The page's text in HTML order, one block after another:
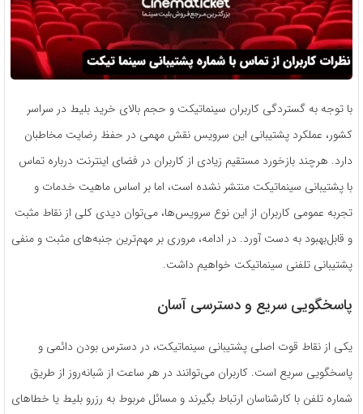
با توجه به گستردگی کاربران سینماتیکت و حجم بالای خرید بلیط در سراسر
کشور، عملکرد پشتیبانی این سرویس نقش مهمی در حفظ رضایت مخاطبان
دارد. هرچند بازخورد مستقیم زیادی از کاربران در فضای اینترنت درباره تماس
با پشتیبانی سینماتیکت منتشر نشده است، اما بر اساس ماهیت خدمات و
تجربه عمومی کاربران از این نوع سرویس‌ها، می‌توان دیدی کلی از نقاط مثبت
و قابل‌بهبود به دست آورد. در ادامه، مروری بر مهم‌ترین جنبه‌های مثبت و منفی
پشتیبانی تلفنی سینماتیکت خواهیم داشت.
پاسخگویی سریع و دسترسی آسان
یکی از نقاط قوت اصلی پشتیبانی سینماتیکت، در دسترس بودن دائمی و
پاسخگویی سریع است. کاربران می‌توانند در هر ساعت از شبانه‌روز از طریق
شماره تلفن با کارشناسان ارتباط بگیرند و مسائل مربوط به رزرو بلیط یا خطاهای